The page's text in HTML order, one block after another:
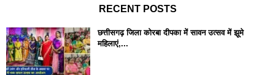
RECENT POSTS
छत्तीसगढ़ जिला कोरबा दीपका में सावन उत्सव में झूमे
महिलाएं,...